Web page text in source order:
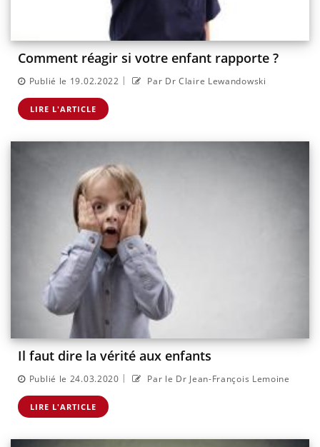
Comment réagir si votre enfant rapporte ?
Publié le 19.02.2022 | Par Dr Claire Lewandowski
LIRE L'ARTICLE
Il faut dire la vérité aux enfants
Publié le 24.03.2020 | Par le Dr Jean-François Lemoine
LIRE L'ARTICLE